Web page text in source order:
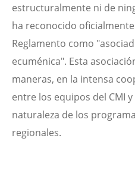
estructuralmente ni de
ha reconocido oficialmente
Reglamento como
ecuménica". Esta
maneras, en la intensa
entre los equipos del CMI y
naturaleza de los
regionales.